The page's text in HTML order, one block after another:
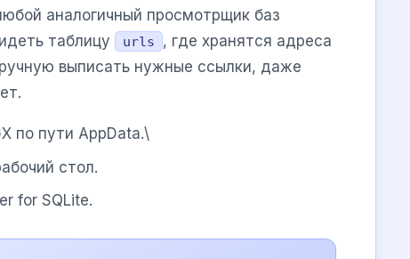
аналогичный просмотрщик баз
таблицу
urls
, где хранятся адреса
выписать нужные ссылки, даже
по пути AppData.\
стол.
for SQLite.